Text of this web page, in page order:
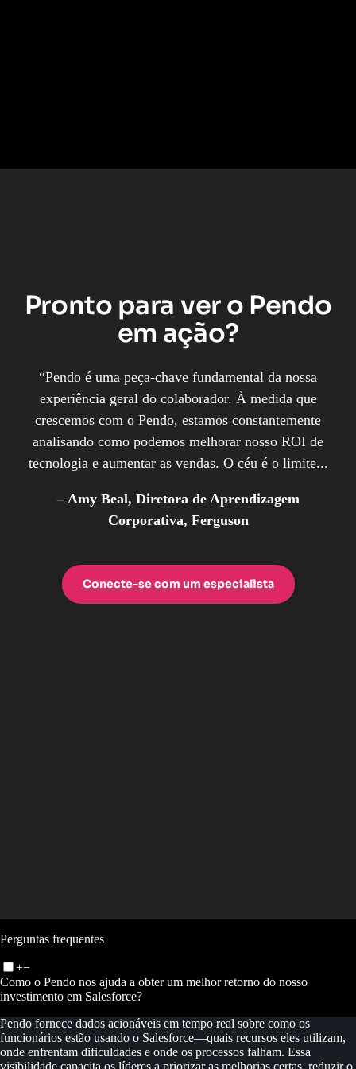
Pronto para ver o Pendo
em ação?
“Pendo é uma peça-chave fundamental da nossa
experiência geral do colaborador. À medida que
crescemos com o Pendo, estamos constantemente
analisando como podemos melhorar nosso ROI de
tecnologia e aumentar as vendas. O céu é o limite...
– Amy Beal, Diretora de Aprendizagem
Corporativa, Ferguson
Conecte-se com um especialista
Perguntas frequentes
+−
Como o Pendo nos ajuda a obter um melhor retorno do nosso
investimento em Salesforce?
Pendo fornece dados acionáveis em tempo real sobre como os
funcionários estão usando o Salesforce—quais recursos eles utilizam,
onde enfrentam dificuldades e onde os processos falham. Essa
visibilidade capacita os líderes a priorizar as melhorias certas, reduzir o